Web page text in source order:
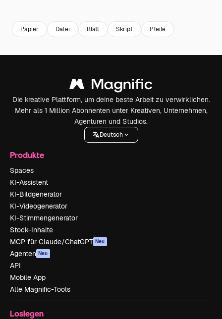
Papier Datei Blatt Skript Pfeile
Die kreative Plattform, um deine beste Arbeit zu verwirklichen.
Mehr als 1 Million Abonnenten unter Kreativen, Unternehmen,
Agenturen und Studios.
Deutsch
Produkte
Spaces
KI-Assistent
KI-Bildgenerator
KI-Videogenerator
KI-Stimmengenerator
Stock-Inhalte
MCP für Claude/ChatGPT Neu
Agenten Neu
API
Mobile App
Alle Magnific-Tools
Loslegen